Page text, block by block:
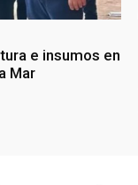
e insumos en
Mar